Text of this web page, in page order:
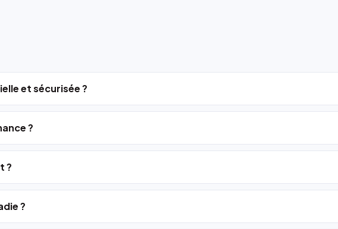
et sécurisée ?
?
?
?